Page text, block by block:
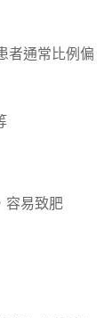
者通常比例偏
容易致肥